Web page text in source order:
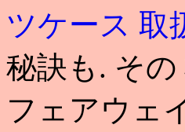
ツケース 取
秘訣も. そ
フェアウェ